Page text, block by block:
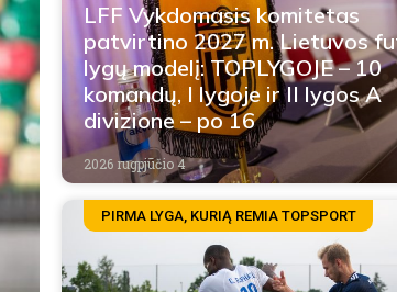
LFF Vykdomasis komitetas
patvirtino 2027 m. Lietuvos
lygų modelį: TOPLYGOJE – 10
komandų, I lygoje ir II lygos A
divizione – po 16
2026 rugpjūčio 4
PIRMA LYGA, KURIĄ REMIA TOPSPORT